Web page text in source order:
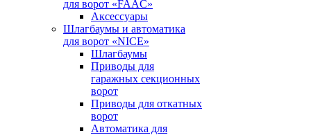
для ворот «FAAC»
Аксессуары
Шлагбаумы и автоматика
для ворот «NICE»
Шлагбаумы
Приводы для
гаражных секционных
ворот
Приводы для откатных
ворот
Автоматика для